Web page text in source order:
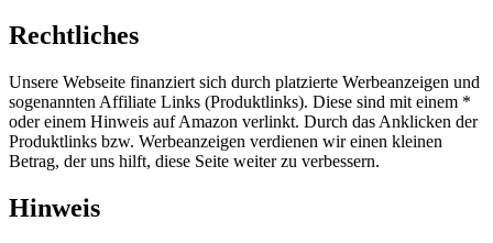
Rechtliches
Unsere Webseite finanziert sich durch platzierte Werbeanzeigen und
sogenannten Affiliate Links (Produktlinks). Diese sind mit einem *
oder einem Hinweis auf Amazon verlinkt. Durch das Anklicken der
Produktlinks bzw. Werbeanzeigen verdienen wir einen kleinen
Betrag, der uns hilft, diese Seite weiter zu verbessern.
Hinweis